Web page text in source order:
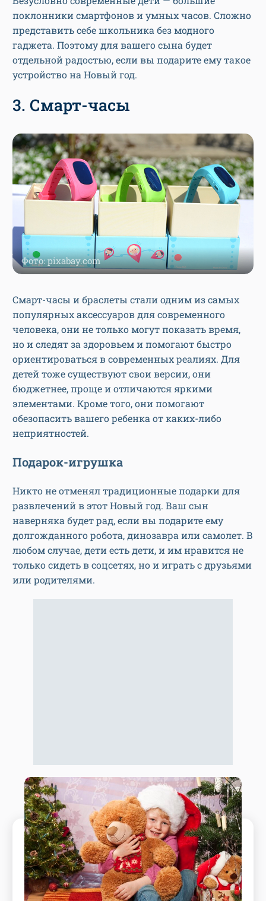
поклонники смартфонов и умных часов. Сложно
представить себе школьника без модного
гаджета. Поэтому для вашего сына будет
отдельной радостью, если вы подарите ему такое
устройство на Новый год.
3. Смарт-часы
Фото: pixabay.com
Смарт-часы и браслеты стали одним из самых
популярных аксессуаров для современного
человека, они не только могут показать время,
но и следят за здоровьем и помогают быстро
ориентироваться в современных реалиях. Для
детей тоже существуют свои версии, они
бюджетнее, проще и отличаются яркими
элементами. Кроме того, они помогают
обезопасить вашего ребенка от каких-либо
неприятностей.
Подарок-игрушка
Никто не отменял традиционные подарки для
развлечений в этот Новый год. Ваш сын
наверняка будет рад, если вы подарите ему
долгожданного робота, динозавра или самолет. В
любом случае, дети есть дети, и им нравится не
только сидеть в соцсетях, но и играть с друзьями
или родителями.